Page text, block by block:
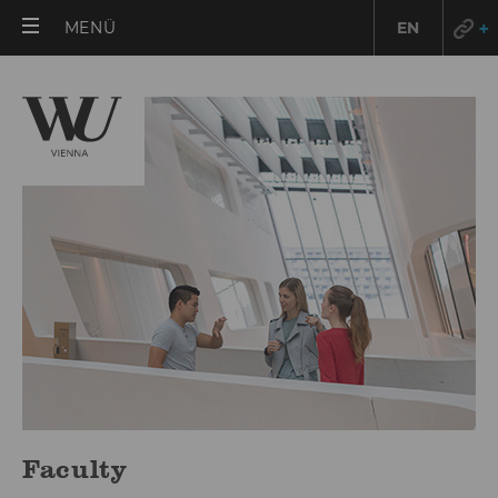
MENÜ EN
Faculty